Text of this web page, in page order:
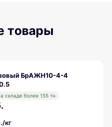
товары
БрАЖН10-4-4
складе более 155 тн
кг